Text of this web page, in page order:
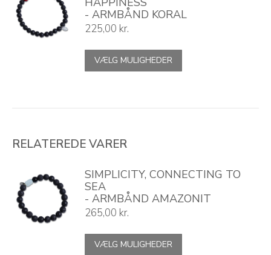
Mulighederne
på
- ARMBÅND KORAL
225,00 kr.
VÆLG MULIGHEDER
RELATEREDE VARER
SIMPLICITY, CONNECTING TO
SEA
- ARMBÅND AMAZONIT
265,00 kr.
VÆLG MULIGHEDER